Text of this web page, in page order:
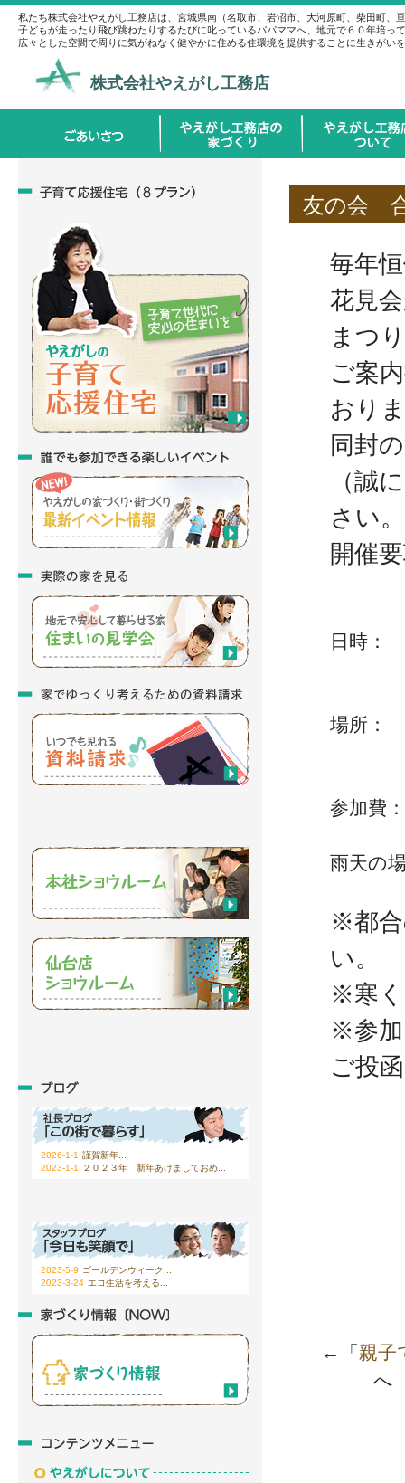
私たち株式会社やえがし工務店は、宮城県南（名取市、岩沼市、大河原町、柴田町、
子どもが走ったり飛び跳ねたりするたびに叱っているパパママへ、地元で６０年培っ
広々とした空間で周りに気がねなく健やかに住める住環境を提供することに生きがい
株式会社やえがし工務店
友の会
毎年
花見
まつ
ご案
おり
同封
（誠
さい
開催
日時：
場所：
参加費
雨天の
※都合
い。
※寒く
※参加
ご投
←「 親子
へ
2026-1-1 謹賀新年...
2023-1-1
２０２３年 新年あけましておめ...
2023-5-9 ゴールデンウィーク...
2023-3-24 エコ生活を考える...